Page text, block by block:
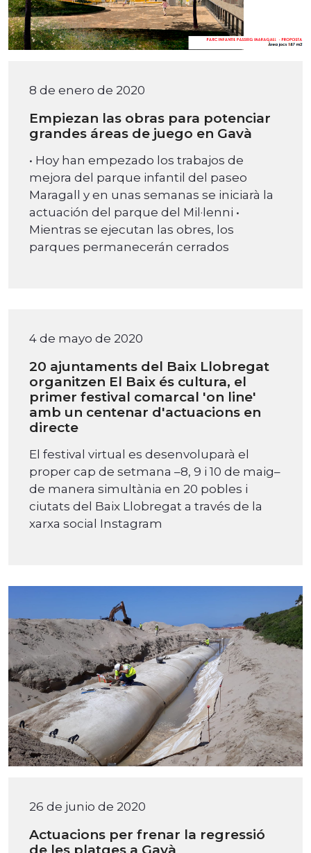
8 de enero de 2020
Empiezan las obras para potenciar
grandes áreas de juego en Gavà
• Hoy han empezado los trabajos de
mejora del parque infantil del paseo
Maragall y en unas semanas se iniciarà la
actuación del parque del Mil·lenni •
Mientras se ejecutan las obres, los
parques permanecerán cerrados
4 de mayo de 2020
20 ajuntaments del Baix Llobregat
organitzen El Baix és cultura, el
primer festival comarcal 'on line'
amb un centenar d'actuacions en
directe
El festival virtual es desenvoluparà el
proper cap de setmana –8, 9 i 10 de maig–
de manera simultània en 20 pobles i
ciutats del Baix Llobregat a través de la
xarxa social Instagram
26 de junio de 2020
Actuacions per frenar la regressió
de les platges a Gavà